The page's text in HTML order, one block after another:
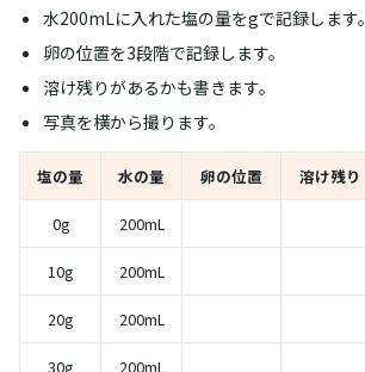
水200mLに入れた塩の量をgで記録します。
卵の位置を3段階で記録します。
溶け残りがあるかも書きます。
写真を横から撮ります。
塩の量 水の量 卵の位置 溶け残り
0g 200mL
10g 200mL
20g 200mL
30g 200mL